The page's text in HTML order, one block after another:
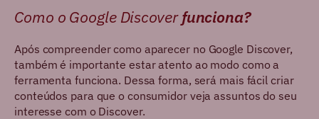
Como o Google Discoverfunciona?
Após compreender como aparecer no Google Discover,
também é importante estar atento ao modo como a
ferramenta funciona. Dessa forma, será mais fácil criar
conteúdos para que o consumidor veja assuntos do seu
interesse com o Discover.